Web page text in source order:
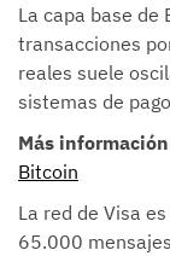
La capa base de
transacciones
reales suele
sistemas de
Más
Bitcoin
La red de Visa
65.000